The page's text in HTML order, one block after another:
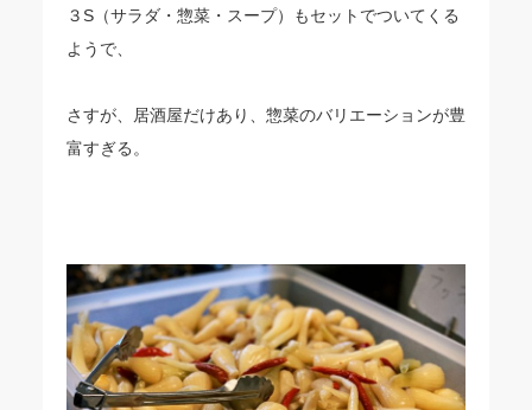
３S（サラダ・惣菜・スープ）もセットでついてくる
ようで、
さすが、居酒屋だけあり、惣菜のバリエーションが豊
富すぎる。